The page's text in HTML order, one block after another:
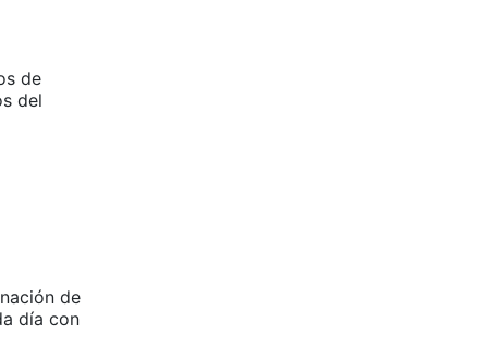
de
del
de
día con